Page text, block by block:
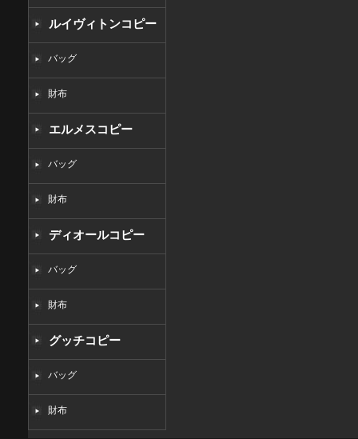
ルイヴィトンコピー
バッグ
財布
エルメスコピー
バッグ
財布
ディオールコピー
バッグ
財布
グッチコピー
バッグ
財布